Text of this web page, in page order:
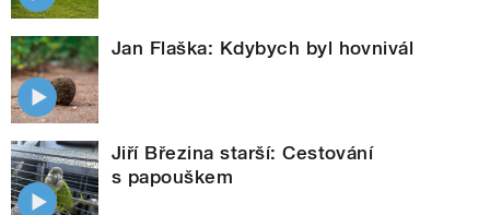
Jan Flaška: Kdybych byl hovnivál
Jiří Březina starší: Cestování
s papouškem